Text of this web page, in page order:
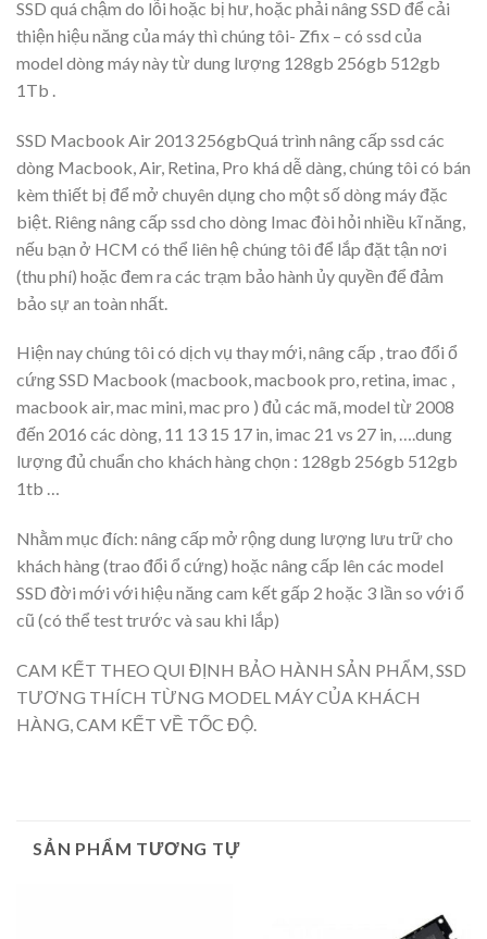
SSD quá chậm do lỗi hoặc bị hư, hoặc phải nâng SSD để cải
thiện hiệu năng của máy thì chúng tôi- Zfix – có ssd của
model dòng máy này từ dung lượng 128gb 256gb 512gb
1Tb .
SSD Macbook Air 2013 256gbQuá trình nâng cấp ssd các
dòng Macbook, Air, Retina, Pro khá dễ dàng, chúng tôi có bán
kèm thiết bị để mở chuyên dụng cho một số dòng máy đặc
biệt. Riêng nâng cấp ssd cho dòng Imac đòi hỏi nhiều kĩ năng,
nếu bạn ở HCM có thể liên hệ chúng tôi để lắp đặt tận nơi
(thu phí) hoặc đem ra các trạm bảo hành ủy quyền để đảm
bảo sự an toàn nhất.
Hiện nay chúng tôi có dịch vụ thay mới, nâng cấp , trao đổi ổ
cứng SSD Macbook (macbook, macbook pro, retina, imac ,
macbook air, mac mini, mac pro ) đủ các mã, model từ 2008
đến 2016 các dòng, 11 13 15 17 in, imac 21 vs 27 in, ….dung
lượng đủ chuẩn cho khách hàng chọn : 128gb 256gb 512gb
1tb …
Nhằm mục đích: nâng cấp mở rộng dung lượng lưu trữ cho
khách hàng (trao đổi ổ cứng) hoặc nâng cấp lên các model
SSD đời mới với hiệu năng cam kết gấp 2 hoặc 3 lần so với ổ
cũ (có thể test trước và sau khi lắp)
CAM KẾT THEO QUI ĐỊNH BẢO HÀNH SẢN PHẨM, SSD
TƯƠNG THÍCH TỪNG MODEL MÁY CỦA KHÁCH
HÀNG, CAM KẾT VỀ TỐC ĐỘ.
SẢN PHẨM TƯƠNG TỰ